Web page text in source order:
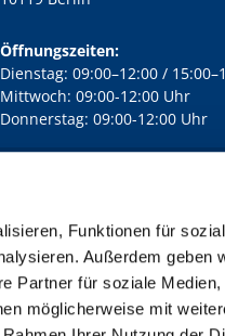
Funktionen für
Außerdem geben
Partner für soziale Medien,
möglicherweise mit
Öffnungszeiten:
Dienstag: 09:00–12:00 /
Mittwoch: 09:00-12:00 Uhr
Donnerstag: 09:00-12:00 Uhr
10965 Berlin
Impressum